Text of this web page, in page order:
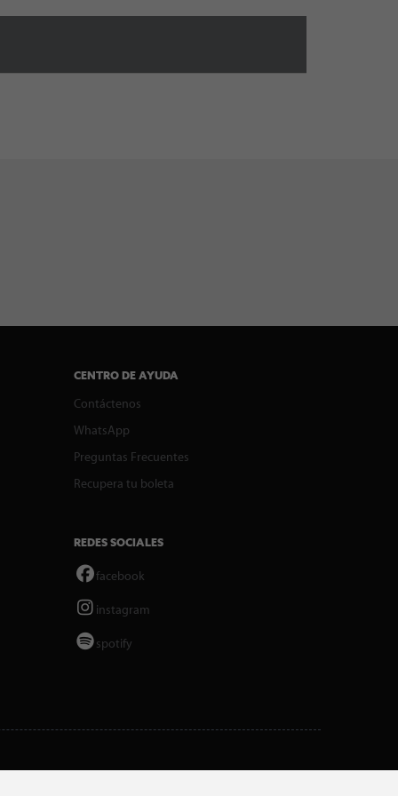
CENTRO DE AYUDA
Contáctenos
WhatsApp
Preguntas Frecuentes
Recupera tu boleta
REDES SOCIALES
facebook
instagram
spotify